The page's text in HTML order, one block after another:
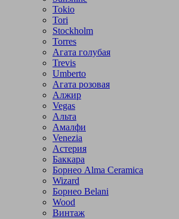
Tokio
Tori
Stockholm
Torres
Агата голубая
Trevis
Umberto
Агата розовая
Алжир
Vegas
Альта
Амалфи
Venezia
Астерия
Баккара
Борнео Alma Ceramica
Wizard
Борнео Belani
Wood
Винтаж